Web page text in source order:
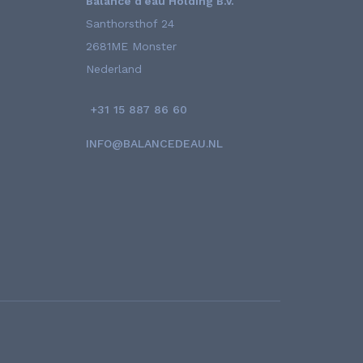
Santhorsthof 24
2681ME Monster
Nederland
+31 15 887 86 60
INFO@BALANCEDEAU.NL